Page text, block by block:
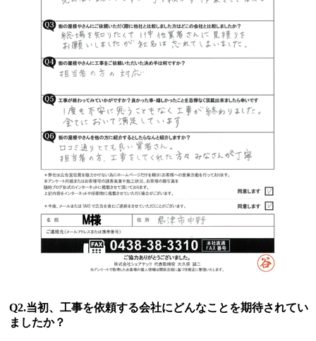
Q2.当初、工事を依頼する会社にどんなことを期待されてい
ましたか？